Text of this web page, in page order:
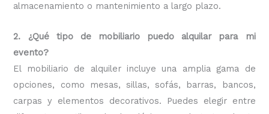
almacenamiento o mantenimiento a largo plazo.
2. ¿Qué tipo de mobiliario puedo alquilar para mi
evento?
El mobiliario de alquiler incluye una amplia gama de
opciones, como mesas, sillas, sofás, barras, bancos,
carpas y elementos decorativos. Puedes elegir entre